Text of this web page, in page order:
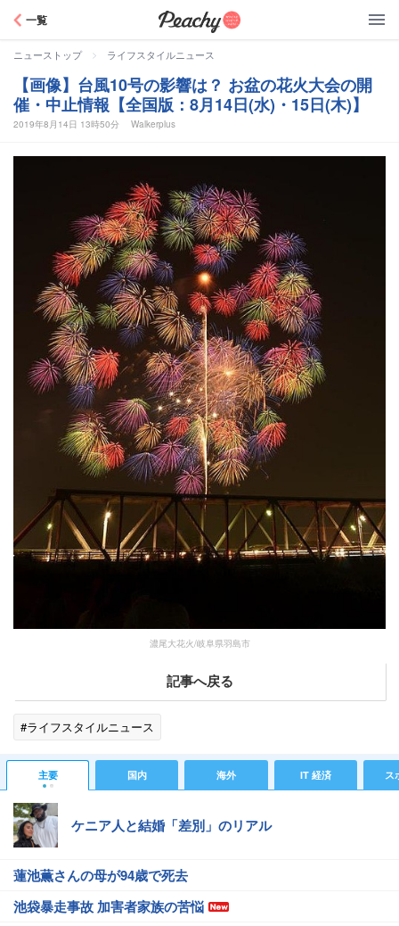
一覧
ニューストップ > ライフスタイルニュース
【画像】台風10号の影響は？ お盆の花火大会の開
催・中止情報【全国版：8月14日(水)・15日(木)】
2019年8月14日 13時50分 Walkerplus
濃尾大花火/岐阜県羽島市
記事へ戻る
#ライフスタイルニュース
主要 国内 海外 IT 経済 ス
ケニア人と結婚「差別」のリアル
蓮池薫さんの母が94歳で死去
池袋暴走事故 加害者家族の苦悩